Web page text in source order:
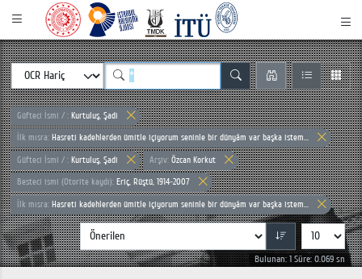
Güfteci İsmi / : Kurtuluş, Şadi
İlk mısra: Hasreti kadehlerden ümitle içiyorum seninle bir dünyâm var başka istem...
Güfteci İsmi / : Kurtuluş, Şadi Arşiv: Özcan Korkut
Besteci ismi (Otorite kaydı): Eriç, Rüştü, 1914-2007
İlk mısra: Hasreti kadehlerden ümitle içiyorum seninle bir dünyâm var başka istem...
Bulunan: 1 Süre: 0.069 sn